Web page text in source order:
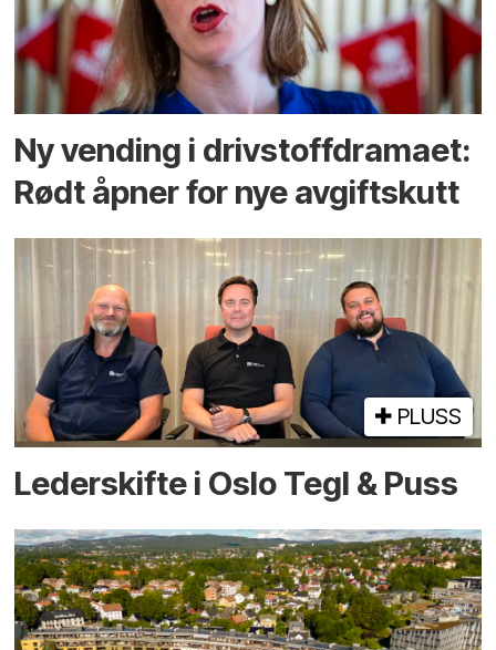
Ny vending i drivstoffdramaet:
Rødt åpner for nye avgiftskutt
PLUSS
Lederskifte i Oslo Tegl & Puss